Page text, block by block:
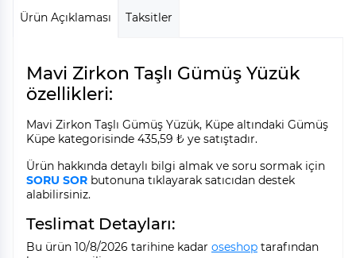
Ürün Açıklaması Taksitler
Mavi Zirkon Taşlı Gümüş Yüzük
özellikleri:
Mavi Zirkon Taşlı Gümüş Yüzük, Küpe altındaki Gümüş
Küpe kategorisinde 435,59 ₺ ye satıştadır.
Ürün hakkında detaylı bilgi almak ve soru sormak için
SORU SOR butonuna tıklayarak satıcıdan destek
alabilirsiniz.
Teslimat Detayları:
Bu ürün 10/8/2026 tarihine kadar oseshop tarafından